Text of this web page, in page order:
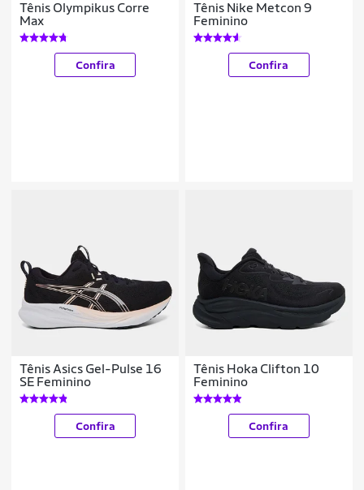
Tênis Olympikus Corre
Max
Confira
Tênis Nike Metcon 9
Feminino
Confira
Tênis Asics Gel-Pulse 16
SE Feminino
Confira
Tênis Hoka Clifton 10
Feminino
Confira